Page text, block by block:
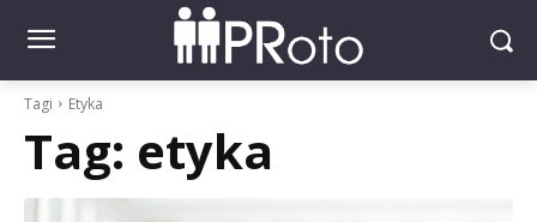
Tagi Etyka
Tag: etyka